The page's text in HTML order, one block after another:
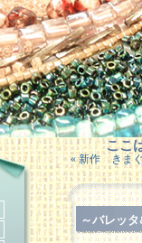
ここ
« 新作 きま
～バレッ